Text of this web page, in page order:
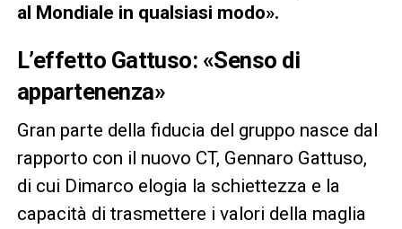
al Mondiale in qualsiasi modo».
L’effetto Gattuso: «Senso di
appartenenza»
Gran parte della fiducia del gruppo nasce dal
rapporto con il nuovo CT, Gennaro Gattuso,
di cui Dimarco elogia la schiettezza e la
capacità di trasmettere i valori della maglia